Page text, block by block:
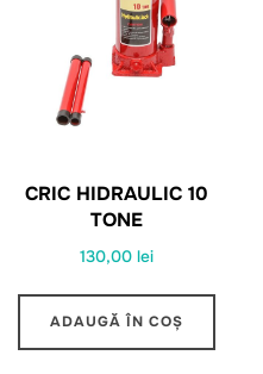
CRIC HIDRAULIC 10
TONE
130,00 lei
ADAUGĂ ÎN COȘ